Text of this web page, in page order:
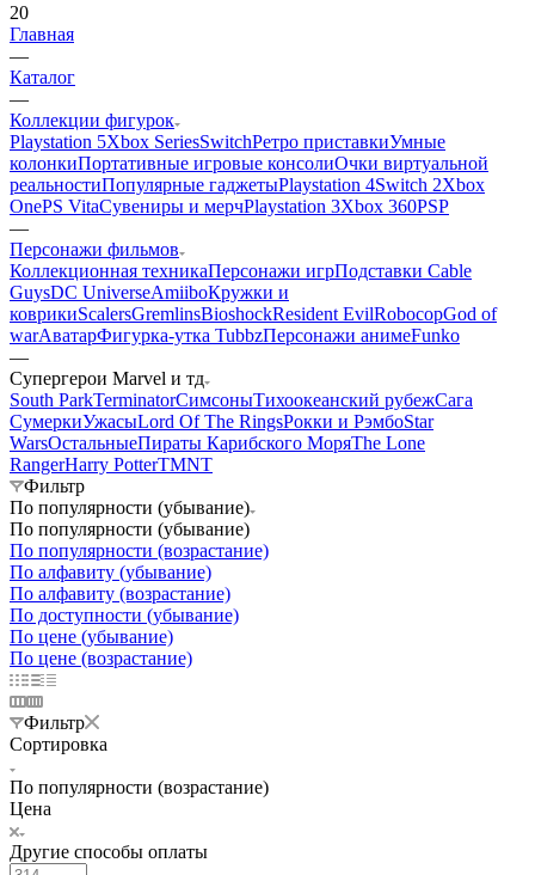
20
Главная
—
Каталог
—
Коллекции фигурок
Playstation 5Xbox SeriesSwitchРетро приставкиУмные
колонкиПортативные игровые консолиОчки виртуальной
реальностиПопулярные гаджетыPlaystation 4Switch 2Xbox
OnePS VitaСувениры и мерчPlaystation 3Xbox 360PSP
—
Персонажи фильмов
Коллекционная техникаПерсонажи игрПодставки Cable
GuysDC UniverseAmiiboКружки и
коврикиScalersGremlinsBioshockResident EvilRobocopGod of
warАватарФигурка-утка TubbzПерсонажи анимеFunko
—
Супергерои Marvel и тд
South ParkTerminatorСимсоныТихоокеанский рубежСага
СумеркиУжасыLord Of The RingsРокки и РэмбоStar
WarsОстальныеПираты Карибского МоряThe Lone
RangerHarry PotterTMNT
Фильтр
По популярности (убывание)
По популярности (убывание)
По популярности (возрастание)
По алфавиту (убывание)
По алфавиту (возрастание)
По доступности (убывание)
По цене (убывание)
По цене (возрастание)
Фильтр
Сортировка
По популярности (возрастание)
Цена
Другие способы оплаты